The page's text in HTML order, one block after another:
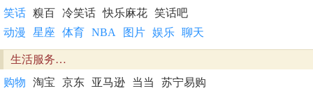
笑话 糗百 冷笑话 快乐麻花 笑话吧
动漫
星座 体育 NBA 图片 娱乐 聊天
生活服务…
购物
淘宝 京东 亚马逊 当当
苏宁易购